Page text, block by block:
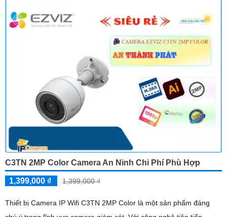
C3TN 2MP Color Camera An Ninh Chi Phí Phù Hợp
1,399,000 ₫ 1,399,000 ₫
Thiết bị Camera IP Wifi C3TN 2MP Color là một sản phẩm đáng